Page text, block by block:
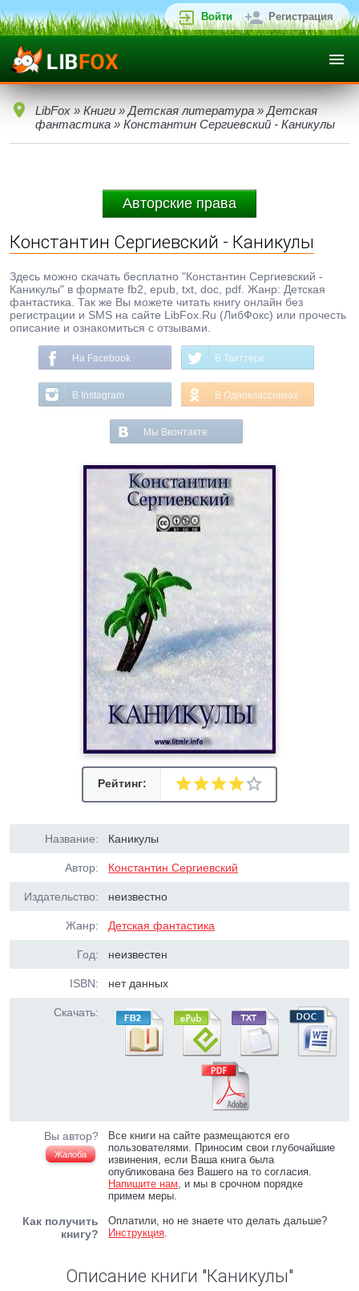
Войти Регистрация
LibFox » Книги » Детская литература » Детская
фантастика » Константин Сергиевский - Каникулы
Авторские права
Константин Сергиевский - Каникулы
Здесь можно скачать бесплатно "Константин Сергиевский -
Каникулы" в формате fb2, epub, txt, doc, pdf. Жанр: Детская
фантастика. Так же Вы можете читать книгу онлайн без
регистрации и SMS на сайте LibFox.Ru (ЛибФокс) или прочесть
описание и ознакомиться с отзывами.
На Facebook В Твиттере
В Instagram В Одноклассниках
Мы Вконтакте
Рейтинг:
Название: Каникулы
Автор: Константин Сергиевский
Издательство: неизвестно
Жанр: Детская фантастика
Год: неизвестен
ISBN: нет данных
Скачать:
Вы автор?
Жалоба
Все книги на сайте размещаются его
пользователями. Приносим свои глубочайшие
извинения, если Ваша книга была
опубликована без Вашего на то согласия.
Напишите нам, и мы в срочном порядке
примем меры.
Как получить
книгу?
Оплатили, но не знаете что делать дальше?
Инструкция.
Описание книги "Каникулы"